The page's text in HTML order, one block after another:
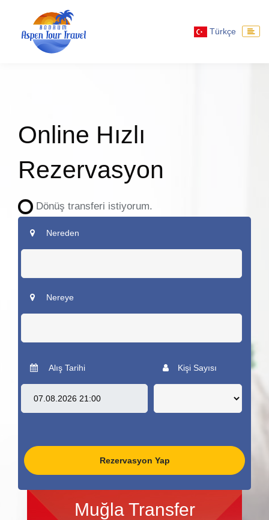
Türkçe
Online Hızlı
Rezervasyon
Dönüş transferi istiyorum.
Nereden
Nereye
Alış Tarihi Kişi Sayısı
Rezervasyon Yap
Muğla Transfer